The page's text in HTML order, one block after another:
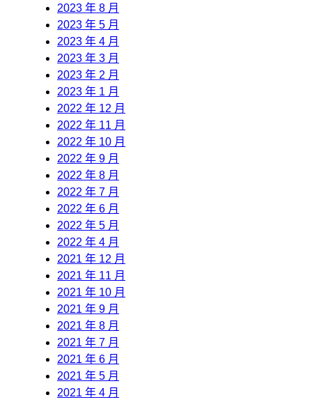
2023 年 8 月
2023 年 5 月
2023 年 4 月
2023 年 3 月
2023 年 2 月
2023 年 1 月
2022 年 12 月
2022 年 11 月
2022 年 10 月
2022 年 9 月
2022 年 8 月
2022 年 7 月
2022 年 6 月
2022 年 5 月
2022 年 4 月
2021 年 12 月
2021 年 11 月
2021 年 10 月
2021 年 9 月
2021 年 8 月
2021 年 7 月
2021 年 6 月
2021 年 5 月
2021 年 4 月